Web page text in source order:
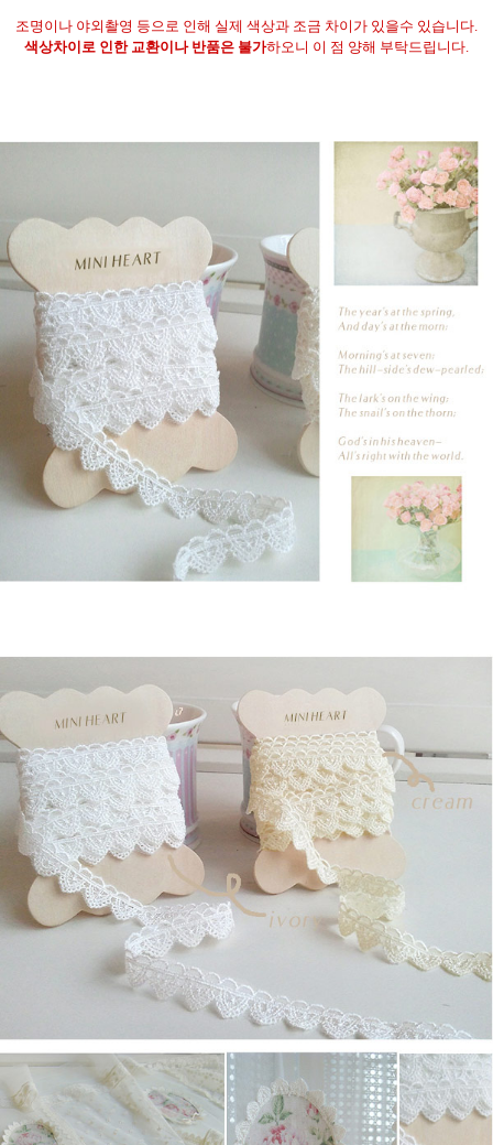
조명이나 야외촬영 등으로 인해 실제 색상과 조금 차이가 있을수 있습니다.
색상차이로 인한 교환이나 반품은 불가하오니 이 점 양해 부탁드립니다.